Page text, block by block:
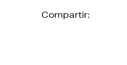
Compartir: